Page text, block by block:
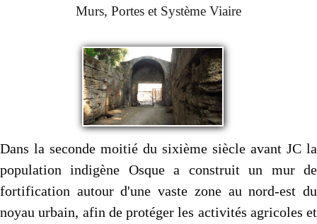
Murs, Portes et Système Viaire
Dans la seconde moitié du sixième siècle avant JC la
population indigène Osque a construit un mur de
fortification autour d'une vaste zone au nord-est du
noyau urbain, afin de protéger les activités agricoles et